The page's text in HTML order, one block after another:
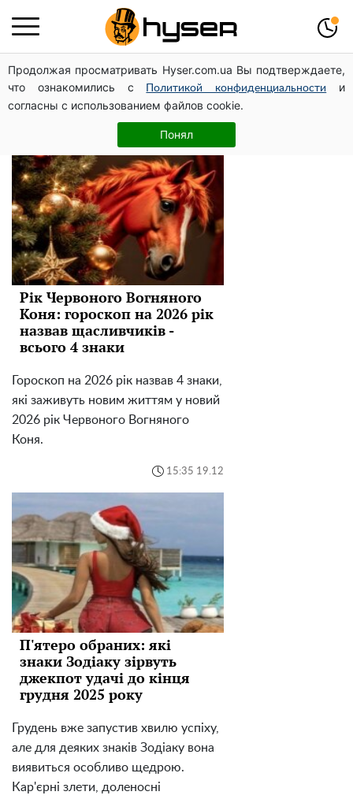
Продолжая просматривать Hyser.com.ua Вы подтверждаете,
что ознакомились с
Политикой конфиденциальности
и
согласны с использованием файлов cookie.
Понял
Знаки Зодіаку
Рік Червоного Вогняного
Коня: гороскоп на 2026 рік
назвав щасливчиків -
всього 4 знаки
Гороскоп на 2026 рік назвав 4 знаки,
які заживуть новим життям у новий
2026 рік Червоного Вогняного
Коня.
15:35 19.12
П'ятеро обраних: які
знаки Зодіаку зірвуть
джекпот удачі до кінця
грудня 2025 року
Грудень вже запустив хвилю успіху,
але для деяких знаків Зодіаку вона
виявиться особливо щедрою.
Кар'єрні злети, доленосні